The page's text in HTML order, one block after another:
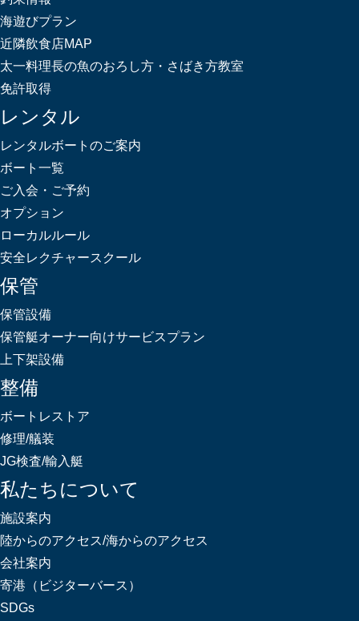
海遊びプラン
近隣飲食店MAP
太一料理長の魚のおろし方・さばき方教室
免許取得
レンタル
レンタルボートのご案内
ボート一覧
ご入会・ご予約
オプション
ローカルルール
安全レクチャースクール
保管
保管設備
保管艇オーナー向けサービスプラン
上下架設備
整備
ボートレストア
修理/艤装
JG検査/輸入艇
私たちについて
施設案内
陸からのアクセス/海からのアクセス
会社案内
寄港（ビジターバース）
SDGs